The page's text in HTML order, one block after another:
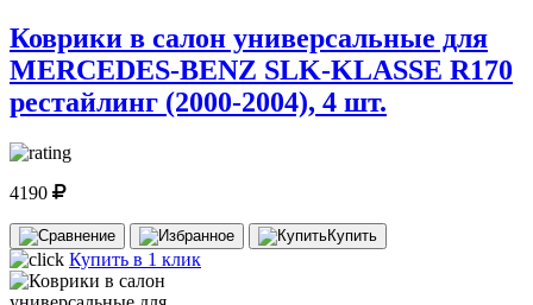
Коврики в салон универсальные для
MERCEDES-BENZ SLK-KLASSE R170
рестайлинг (2000-2004), 4 шт.
4190
Купить
Купить в 1 клик